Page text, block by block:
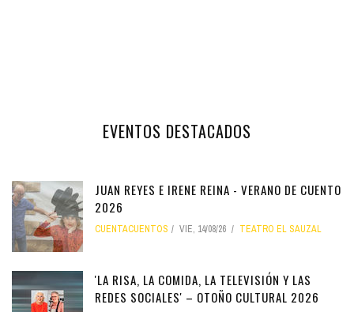
EVENTOS DESTACADOS
JUAN REYES E IRENE REINA - VERANO DE CUENTO
2026
CUENTACUENTOS VIE, 14/08/26 TEATRO EL SAUZAL
'LA RISA, LA COMIDA, LA TELEVISIÓN Y LAS
REDES SOCIALES' – OTOÑO CULTURAL 2026